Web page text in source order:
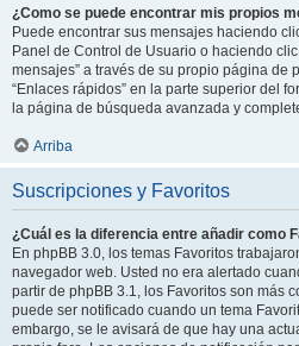
¿Como se puede encontrar mis propios
Puede encontrar sus mensajes haciendo
Panel de Control de Usuario o haciendo
mensajes” a través de su propio página de
“Enlaces rápidos” en la parte superior del
la página de búsqueda avanzada y
Arriba
Suscripciones y Favoritos
¿Cuál es la diferencia entre añadir como
En phpBB 3.0, los temas Favoritos
navegador web. Usted no era alertado
partir de phpBB 3.1, los Favoritos son más
puede ser notificado cuando un tema
embargo, se le avisará de que hay una